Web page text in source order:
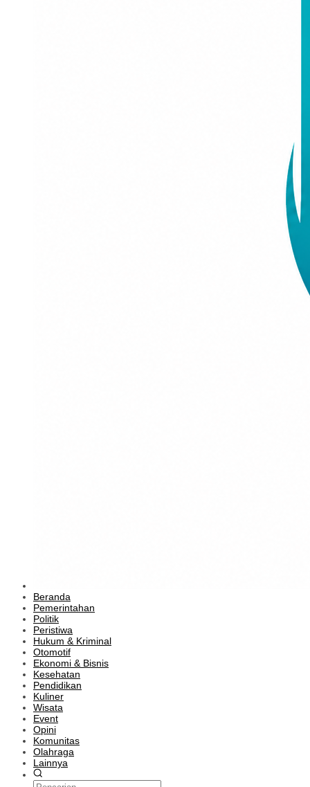
Beranda
Pemerintahan
Politik
Peristiwa
Hukum & Kriminal
Otomotif
Ekonomi & Bisnis
Kesehatan
Pendidikan
Kuliner
Wisata
Event
Opini
Komunitas
Olahraga
Lainnya